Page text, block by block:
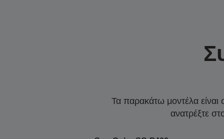
Τα παρακάτω μοντέλα είναι
ανατρέξτε